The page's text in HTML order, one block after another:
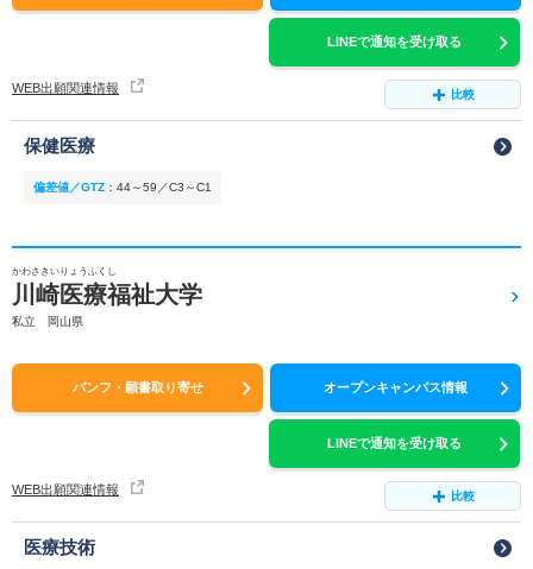
LINEで通知を受け取る
WEB出願関連情報 比較
保健医療
偏差値／GTZ ： 44～59／C3～C1
かわさきいりょうふくし
川崎医療福祉大学
私立 岡山県
パンフ・願書取り寄せ オープンキャンパス情報
LINEで通知を受け取る
WEB出願関連情報 比較
医療技術